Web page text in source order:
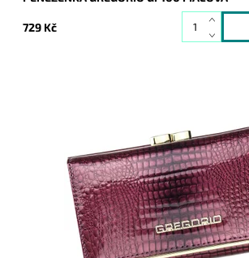
729 Kč
Velmi krásná peněženka, jejíž povrch je
strukturován do hadí kůže. Novinka, která
zaujme na první pohled nejednu ženu.
Dostupnost:
Momentálně nedostupné
1814
Gregorio
2 roky